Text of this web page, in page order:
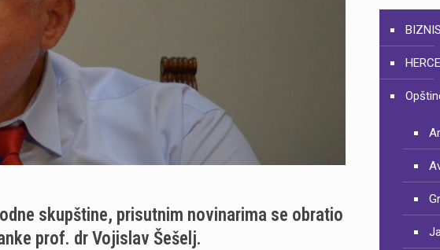
skupštine, prisutnim novinarima se obratio
prof. dr Vojislav Šešelj.
BIZNIS